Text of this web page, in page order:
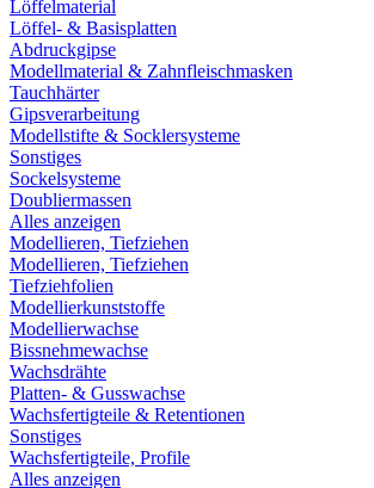
Löffelmaterial
Löffel- & Basisplatten
Abdruckgipse
Modellmaterial & Zahnfleischmasken
Tauchhärter
Gipsverarbeitung
Modellstifte & Socklersysteme
Sonstiges
Sockelsysteme
Doubliermassen
Alles anzeigen
Modellieren, Tiefziehen
Modellieren, Tiefziehen
Tiefziehfolien
Modellierkunststoffe
Modellierwachse
Bissnehmewachse
Wachsdrähte
Platten- & Gusswachse
Wachsfertigteile & Retentionen
Sonstiges
Wachsfertigteile, Profile
Alles anzeigen